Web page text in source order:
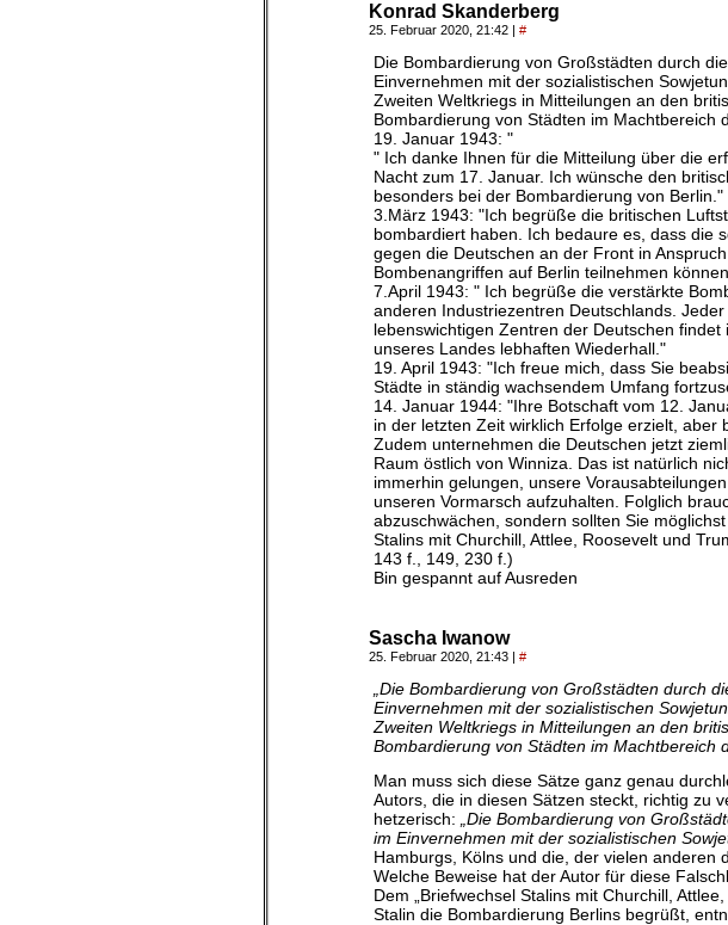
Konrad Skanderberg
25. Februar 2020, 21:42 #
Die Bombardierung von Großstädten durch
Einvernehmen mit der sozialistischen
Zweiten Weltkriegs in Mitteilungen an den
Bombardierung von Städten im Machtbereich
19. Januar 1943: "
" Ich danke Ihnen für die Mitteilung über die
Nacht zum 17. Januar. Ich wünsche den
besonders bei der Bombardierung von Berlin."
3.März 1943: "Ich begrüße die britischen
bombardiert haben. Ich bedaure es, dass die
gegen die Deutschen an der Front in
Bombenangriffen auf Berlin teilnehmen
7.April 1943: " Ich begrüße die verstärkte
anderen Industriezentren Deutschlands.
lebenswichtigen Zentren der Deutschen
unseres Landes lebhaften Wiederhall."
19. April 1943: "Ich freue mich, dass Sie
Städte in ständig wachsendem Umfang
14. Januar 1944: "Ihre Botschaft vom 12.
in der letzten Zeit wirklich Erfolge erzielt, aber
Zudem unternehmen die Deutschen jetzt
Raum östlich von Winniza. Das ist natürlich
immerhin gelungen, unsere
unseren Vormarsch aufzuhalten. Folglich
abzuschwächen, sondern sollten Sie
Stalins mit Churchill, Attlee, Roosevelt und
143 f., 149, 230 f.)
Bin gespannt auf Ausreden
Sascha Iwanow
25. Februar 2020, 21:43 #
„Die Bombardierung von Großstädten durch
Einvernehmen mit der sozialistischen
Zweiten Weltkriegs in Mitteilungen an den
Bombardierung von Städten im Machtbereich
Man muss sich diese Sätze ganz genau
Autors, die in diesen Sätzen steckt, richtig zu
hetzerisch: „Die Bombardierung von
im Einvernehmen mit der sozialistischen
Hamburgs, Kölns und die, der vielen anderen
Welche Beweise hat der Autor für diese
Dem „Briefwechsel Stalins mit Churchill,
Stalin die Bombardierung Berlins begrüßt,